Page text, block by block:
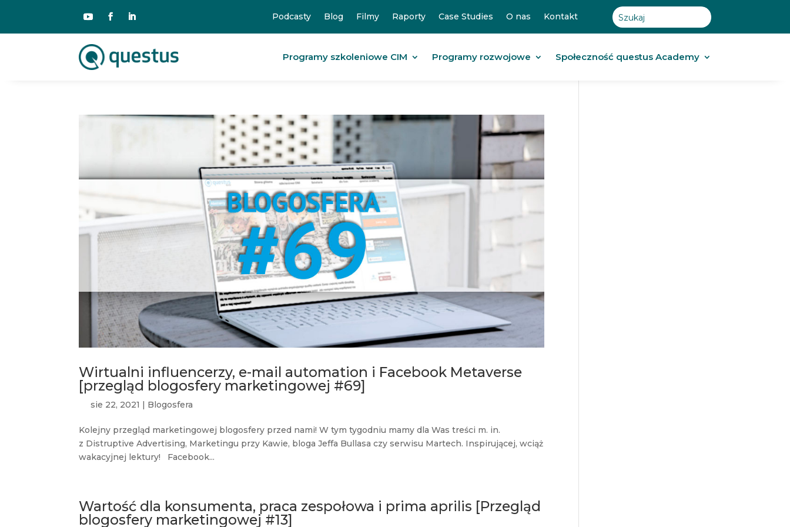
Podcasty Blog Filmy Raporty Case Studies O nas Kontakt
Programy szkoleniowe CIM Programy rozwojowe Społeczność questus Academy
Wirtualni influencerzy, e-mail automation i Facebook Metaverse
[przegląd blogosfery marketingowej #69]
sie 22, 2021 | Blogosfera
Kolejny przegląd marketingowej blogosfery przed nami! W tym tygodniu mamy dla Was treści m. in.
z Distruptive Advertising, Marketingu przy Kawie, bloga Jeffa Bullasa czy serwisu Martech. Inspirującej, wciąż
wakacyjnej lektury! Facebook...
Wartość dla konsumenta, praca zespołowa i prima aprilis [Przegląd
blogosfery marketingowej #13]